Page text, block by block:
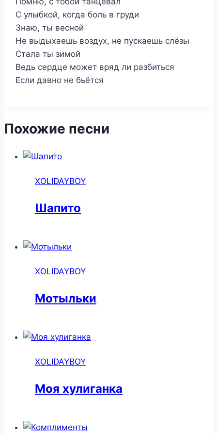
С улыбкой, когда боль в груди
Знаю, ты весной
Не выдыхаешь воздух, не пускаешь слёзы
Стала ты зимой
Ведь сердце может вряд ли разбиться
Если давно не бьётся
Похожие песни
XOLIDAYBOY
Шапито
XOLIDAYBOY
Мотыльки
XOLIDAYBOY
Моя хулиганка